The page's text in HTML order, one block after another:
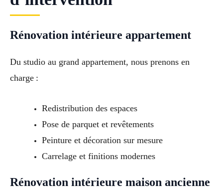
Rénovation intérieure appartement
Du studio au grand appartement, nous prenons en
charge :
Redistribution des espaces
Pose de parquet et revêtements
Peinture et décoration sur mesure
Carrelage et finitions modernes
Rénovation intérieure maison ancienne